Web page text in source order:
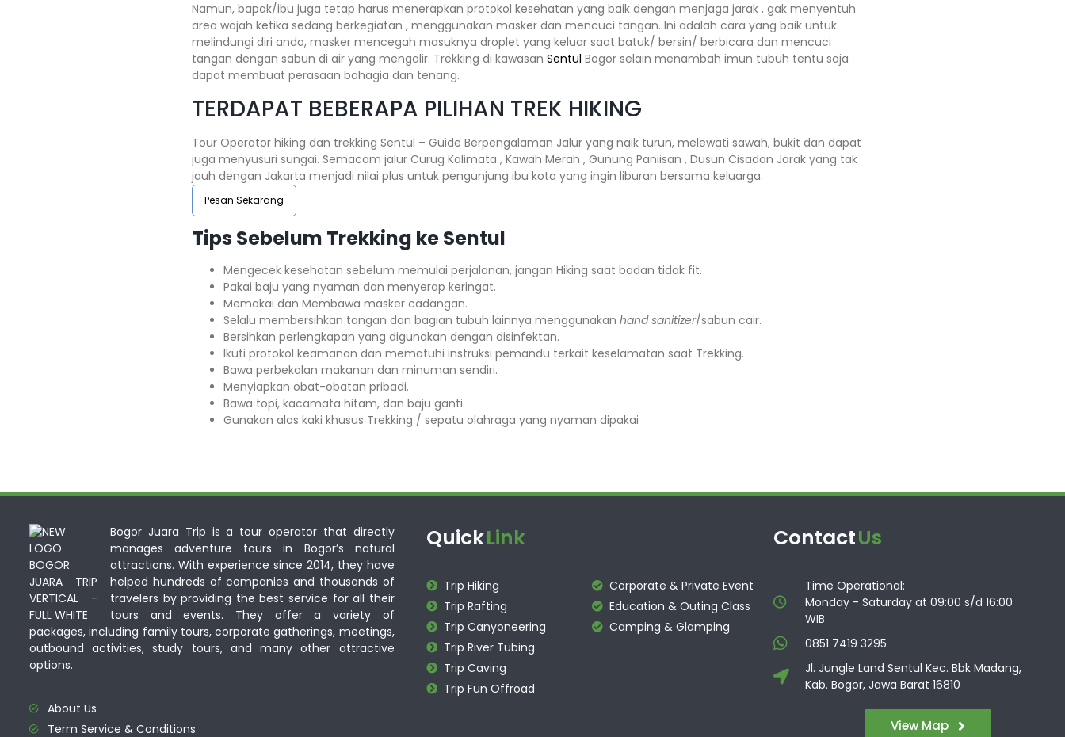
Namun, bapak/ibu juga tetap harus menerapkan protokol kesehatan yang baik dengan menjaga jarak , gak menyentuh
area wajah ketika sedang berkegiatan , menggunakan masker dan mencuci tangan. Ini adalah cara yang baik untuk
melindungi diri anda, masker mencegah masuknya droplet yang keluar saat batuk/ bersin/ berbicara dan mencuci
tangan dengan sabun di air yang mengalir. Trekking di kawasan Sentul Bogor selain menambah imun tubuh tentu saja
dapat membuat perasaan bahagia dan tenang.
TERDAPAT BEBERAPA PILIHAN TREK HIKING
Tour Operator hiking dan trekking Sentul – Guide Berpengalaman Jalur yang naik turun, melewati sawah, bukit dan dapat
juga menyusuri sungai. Semacam jalur Curug Kalimata , Kawah Merah , Gunung Paniisan , Dusun Cisadon Jarak yang tak
jauh dengan Jakarta menjadi nilai plus untuk pengunjung ibu kota yang ingin liburan bersama keluarga.
Pesan Sekarang
Tips Sebelum Trekking ke Sentul
Mengecek kesehatan sebelum memulai perjalanan, jangan Hiking saat badan tidak fit.
Pakai baju yang nyaman dan menyerap keringat.
Memakai dan Membawa masker cadangan.
Selalu membersihkan tangan dan bagian tubuh lainnya menggunakan hand sanitizer/sabun cair.
Bersihkan perlengkapan yang digunakan dengan disinfektan.
Ikuti protokol keamanan dan mematuhi instruksi pemandu terkait keselamatan saat Trekking.
Bawa perbekalan makanan dan minuman sendiri.
Menyiapkan obat-obatan pribadi.
Bawa topi, kacamata hitam, dan baju ganti.
Gunakan alas kaki khusus Trekking / sepatu olahraga yang nyaman dipakai
Bogor Juara Trip is a tour operator that directly
manages adventure tours in Bogor’s natural
attractions. With experience since 2014, they have
helped hundreds of companies and thousands of
travelers by providing the best service for all their
tours and events. They offer a variety of
packages, including family tours, corporate gatherings, meetings,
outbound activities, study tours, and many other attractive
options.
About Us
Term Service & Conditions
QuickLink
Trip Hiking
Trip Rafting
Trip Canyoneering
Trip River Tubing
Trip Caving
Trip Fun Offroad
Corporate & Private Event
Education & Outing Class
Camping & Glamping
ContactUs
Time Operational:
Monday - Saturday at 09:00 s/d 16:00
WIB
0851 7419 3295
Jl. Jungle Land Sentul Kec. Bbk Madang,
Kab. Bogor, Jawa Barat 16810
View Map